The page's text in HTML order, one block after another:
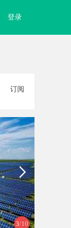
登录
订阅
3/10